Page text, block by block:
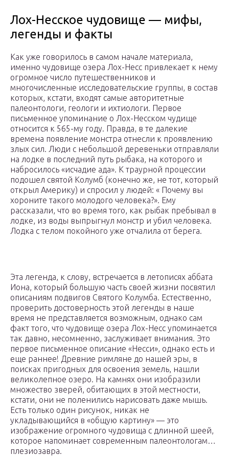
Лох-Несское чудовище — мифы,
легенды и факты
Как уже говорилось в самом начале материала,
именно чудовище озера Лох-Несс привлекает к нему
огромное число путешественников и
многочисленные исследовательские группы, в состав
которых, кстати, входят самые авторитетные
палеонтологи, геологи и ихтиологи. Первое
письменное упоминание о Лох-Несском чудище
относится к 565-му году. Правда, в те далекие
времена появление монстра отнесли к проявлению
злых сил. Люди с небольшой деревеньки отправляли
на лодке в последний путь рыбака, на которого и
набросилось «исчадие ада». К траурной процессии
подошел святой Колумб (конечно же, не тот, который
открыл Америку) и спросил у людей: « Почему вы
хороните такого молодого человека?». Ему
рассказали, что во время того, как рыбак пребывал в
лодке, из воды выпрыгнул монстр и убил человека.
Лодка с телом покойного уже отчалила от берега.
Эта легенда, к слову, встречается в летописях аббата
Иона, который большую часть своей жизни посвятил
описаниям подвигов Святого Колумба. Естественно,
проверить достоверность этой легенды в наше
время не представляется возможным, однако сам
факт того, что чудовище озера Лох-Несс упоминается
так давно, несомненно, заслуживает внимания. Это
первое письменное описание «Несси», однако есть и
еще раннее! Древние римляне до нашей эры, в
поисках пригодных для освоения земель, нашли
великолепное озеро. На камнях они изобразили
множество зверей, обитающих в этой местности,
кстати, они не поленились нарисовать даже мышь.
Есть только один рисунок, никак не
укладывающийся в «общую картину» — это
изображение огромного чудовища с длинной шеей,
которое напоминает современным палеонтологам…
плезиозавра.